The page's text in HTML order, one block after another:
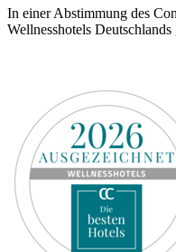
In einer Abstimmung des
Wellnesshotels